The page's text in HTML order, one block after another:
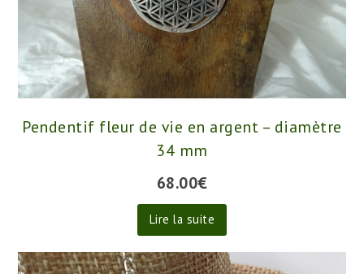
être
choisies
sur
la
page
produit
Pendentif fleur de vie en argent – diamètre
34 mm
68.00€
Lire la suite